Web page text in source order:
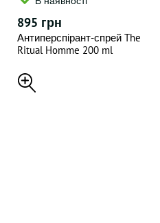
895 грн
Антиперспірант-спрей The
Ritual Homme 200 ml